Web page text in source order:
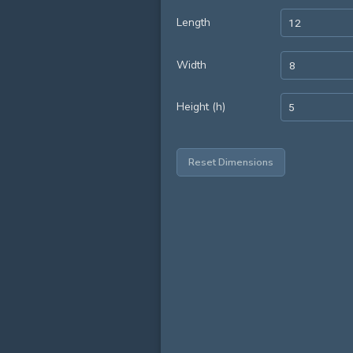
Length
Width
Height (h)
Reset Dimensions